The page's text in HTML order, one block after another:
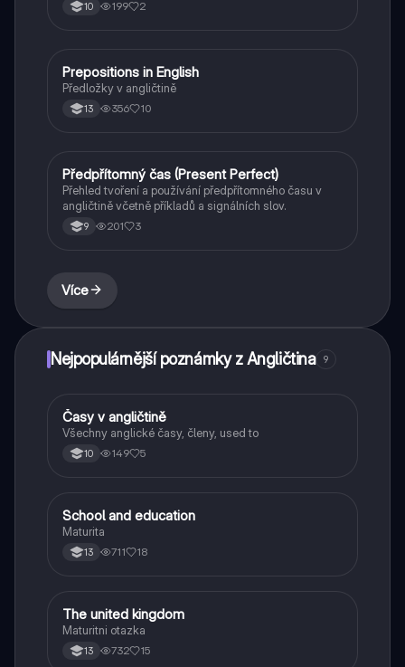
10 199 2
Angličtina
Prepositions in English
Předložky v angličtině
13 356 10
Angličtina
Předpřítomný čas (Present Perfect)
Přehled tvoření a používání předpřítomného času v
angličtině včetně příkladů a signálních slov.
9 201 3
Více
Nejpopulárnější poznámky z Angličtina 9
Angličtina
Časy v angličtině
Všechny anglické časy, členy, used to
10 149 5
Angličtina
School and education
Maturita
13 711 18
Angličtina
The united kingdom
Maturitni otazka
13 732 15